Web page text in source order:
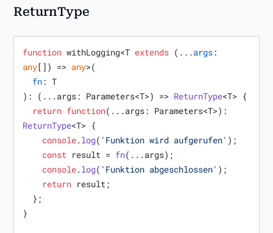
ReturnType
function withLogging<T extends (...args
any[]) => any>(
fn: T
):
( ...args: Parameters<T>) => ReturnType<T> {
return function( ...args: Parameters<T>
ReturnType<T> {
console.log( 'Funktion wird aufgerufen' );
const result = fn(...args);
console.log( 'Funktion abgeschlossen' );
return result;
}